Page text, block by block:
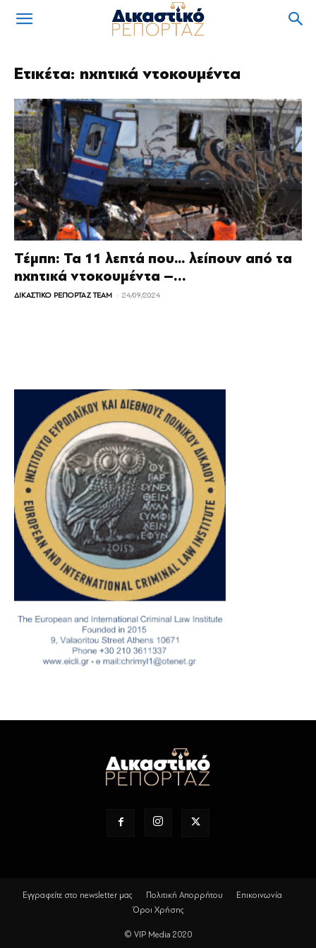
Ετικέτα: ηχητικά ντοκουμέντα
Τέμπη: Τα 11 λεπτά που… λείπουν από τα
ηχητικά ντοκουμέντα –...
ΔΙΚΑΣΤΙΚΟ ΡΕΠΟΡΤΑΖ TEAM - 24/09/2024
Εγγραφείτε στο newsletter μας Πολιτική Απορρήτου
Επικοινωνία
Όροι Χρήσης
© VIP Media 2020